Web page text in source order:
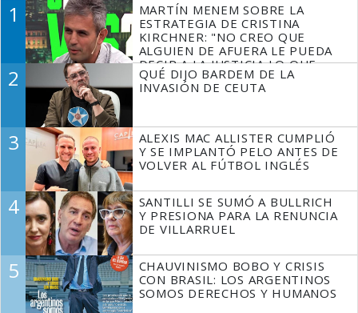
1
MARTÍN MENEM SOBRE LA
ESTRATEGIA DE CRISTINA
KIRCHNER: "NO CREO QUE
ALGUIEN DE AFUERA LE PUEDA
DECIR A LA JUSTICIA LO QUE
TIENE QUE HACER"
2
QUÉ DIJO BARDEM DE LA
INVASIÓN DE CEUTA
3
ALEXIS MAC ALLISTER CUMPLIÓ
Y SE IMPLANTÓ PELO ANTES DE
VOLVER AL FÚTBOL INGLÉS
4
SANTILLI SE SUMÓ A BULLRICH
Y PRESIONA PARA LA RENUNCIA
DE VILLARRUEL
5
CHAUVINISMO BOBO Y CRISIS
CON BRASIL: LOS ARGENTINOS
SOMOS DERECHOS Y HUMANOS